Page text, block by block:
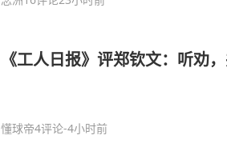
《工人日报》评郑钦文：听劝
懂球帝4评论-4小时前